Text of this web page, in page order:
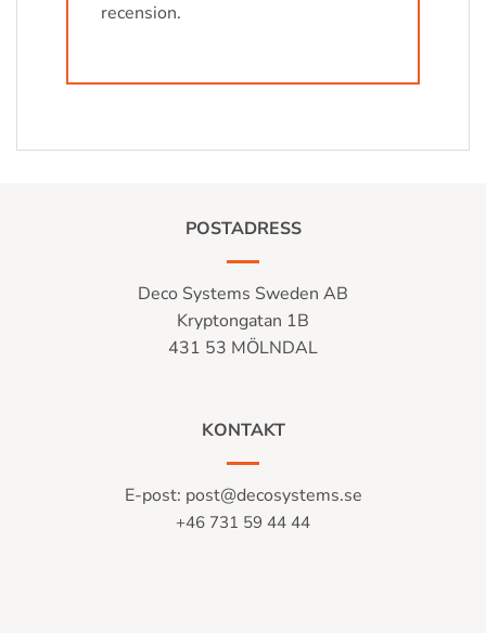
recension.
POSTADRESS
Deco Systems Sweden AB
Kryptongatan 1B
431 53 MÖLNDAL
KONTAKT
E-post: post@decosystems.se
+46 731 59 44 44